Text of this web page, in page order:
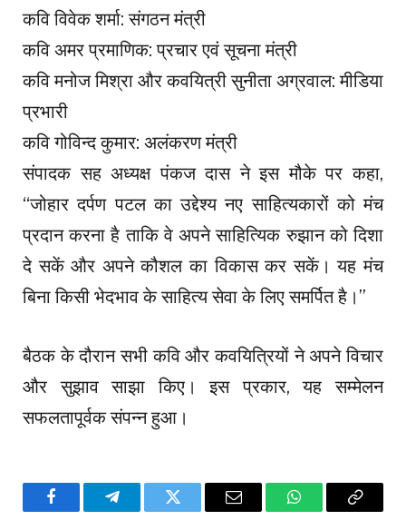
कवि विवेक शर्मा: संगठन मंत्री
कवि अमर प्रमाणिक: प्रचार एवं सूचना मंत्री
कवि मनोज मिश्रा और कवयित्री सुनीता अग्रवाल: मीडिया
प्रभारी
कवि गोविन्द कुमार: अलंकरण मंत्री
संपादक सह अध्यक्ष पंकज दास ने इस मौके पर कहा,
“जोहार दर्पण पटल का उद्देश्य नए साहित्यकारों को मंच
प्रदान करना है ताकि वे अपने साहित्यिक रुझान को दिशा
दे सकें और अपने कौशल का विकास कर सकें। यह मंच
बिना किसी भेदभाव के साहित्य सेवा के लिए समर्पित है।”
बैठक के दौरान सभी कवि और कवयित्रियों ने अपने विचार
और सुझाव साझा किए। इस प्रकार, यह सम्मेलन
सफलतापूर्वक संपन्न हुआ।
FacebookTelegramTwitter Email WhatsAppCopy